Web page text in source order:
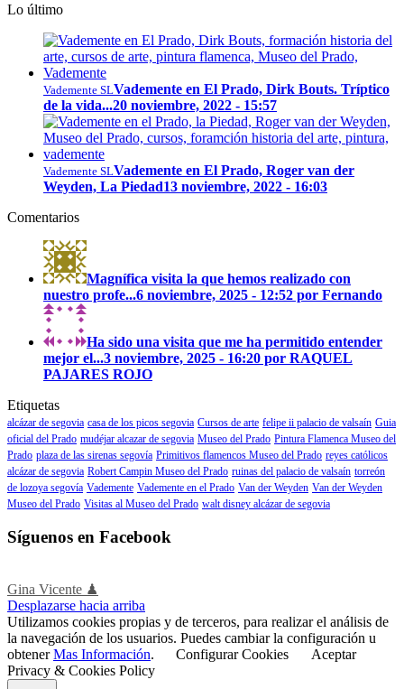
Lo último
Vademente SLVademente en El Prado, Dirk Bouts. Tríptico
de la vida...20 noviembre, 2022 - 15:57
Vademente SLVademente en El Prado, Roger van der
Weyden, La Piedad13 noviembre, 2022 - 16:03
Comentarios
Magnífica visita la que hemos realizado con
nuestro profe...6 noviembre, 2025 - 12:52 por Fernando
Ha sido una visita que me ha permitido entender
mejor el...3 noviembre, 2025 - 16:20 por RAQUEL
PAJARES ROJO
Etiquetas
alcázar de segovia casa de los picos segovia Cursos de arte felipe ii palacio de valsaín Guia
oficial del Prado mudéjar alcazar de segovia Museo del Prado Pintura Flamenca Museo del
Prado plaza de las sirenas segovía Primitivos flamencos Museo del Prado reyes católicos
alcázar de segovia Robert Campin Museo del Prado ruinas del palacio de valsaín torreón
de lozoya segovía Vademente Vademente en el Prado Van der Weyden Van der Weyden
Museo del Prado Visitas al Museo del Prado walt disney alcázar de segovia
Síguenos en Facebook
Gina Vicente ♟
Desplazarse hacia arriba
Utilizamos cookies propias y de terceros, para realizar el análisis de
la navegación de los usuarios. Puedes cambiar la configuración u
obtenerMas Información. Configurar Cookies
Aceptar
Privacy & Cookies Policy